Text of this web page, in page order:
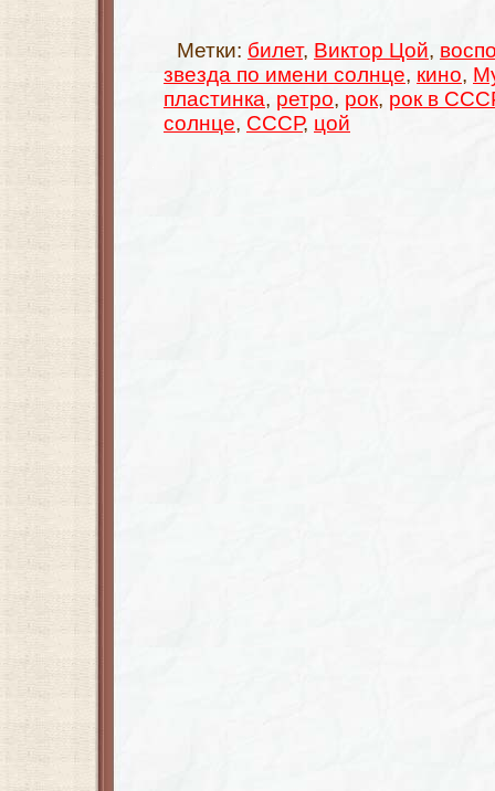
Метки: билет, Виктор Цой,
звезда по имени солнце, кино,
пластинка, ретро, рок, рок в
солнце, СССР, цой